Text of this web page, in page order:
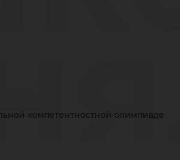
компетентностной олимпиаде